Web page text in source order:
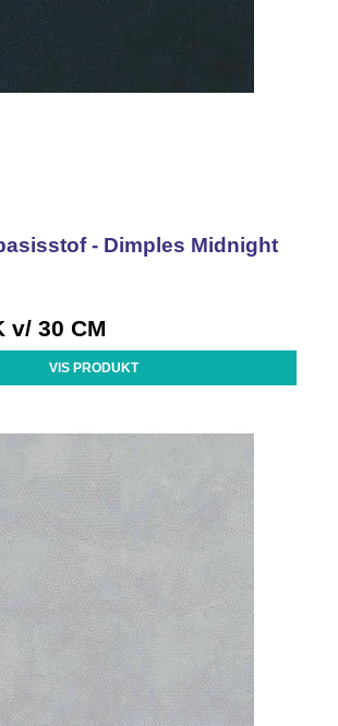
- Dimples Midnight
v/ 30 CM
VIS PRODUKT